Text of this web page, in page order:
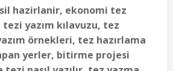
hazirlanir, ekonomi tez
yazım kılavuzu, tez
örnekleri, tez hazırlama
yerler, bitirme projesi